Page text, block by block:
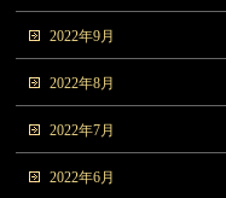
2022年9月
2022年8月
2022年7月
2022年6月